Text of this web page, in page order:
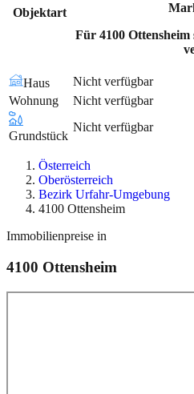
Objektart
Für 4100
Haus
Nicht verfügbar
Wohnung
Nicht verfügbar
Grundstück
Nicht verfügbar
Österreich
Oberösterreich
Bezirk Urfahr-Umgebung
4100 Ottensheim
Immobilienpreise in
4100 Ottensheim